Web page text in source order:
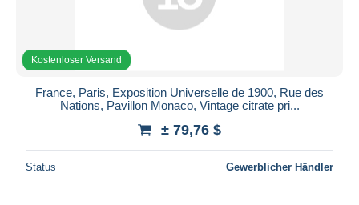
Kostenloser Versand
France, Paris, Exposition Universelle de 1900, Rue des
Nations, Pavillon Monaco, Vintage citrate pri...
± 79,76 $
Status Gewerblicher Händler